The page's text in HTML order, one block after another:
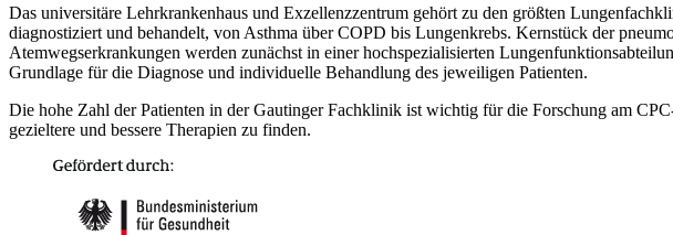
Das universitäre Lehrkrankenhaus und Exzellenzzentrum gehört zu den größten
diagnostiziert und behandelt, von Asthma über COPD bis Lungenkrebs. Kernstück der
Atemwegserkrankungen werden zunächst in einer hochspezialisierten
Grundlage für die Diagnose und individuelle Behandlung des jeweiligen Patienten.
Die hohe Zahl der Patienten in der Gautinger Fachklinik ist wichtig für die Forschung am
gezieltere und bessere Therapien zu finden.